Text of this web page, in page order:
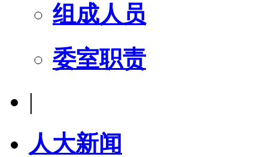
组成人员
委室职责
|
人大新闻